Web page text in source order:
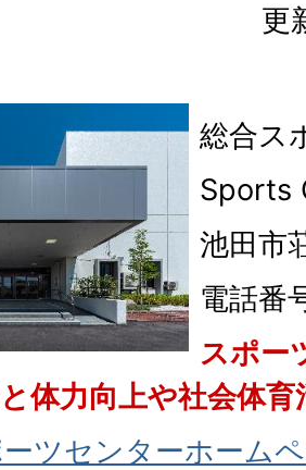
更
総合ス
Sports
池田市
電話番
スポー
体力向上や社会体
ツセンターホーム